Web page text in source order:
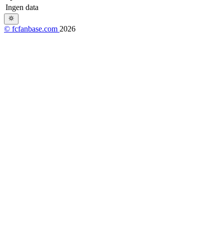
Ingen data
© fcfanbase.com 2026